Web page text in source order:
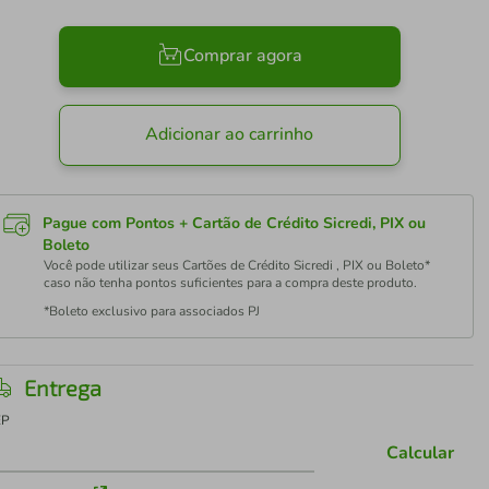
Comprar agora
Adicionar ao carrinho
Pague com Pontos + Cartão de Crédito Sicredi, PIX ou
Boleto
Você pode utilizar seus Cartões de Crédito Sicredi , PIX ou Boleto*
caso não tenha pontos suficientes para a compra deste produto.
*Boleto exclusivo para associados PJ
Entrega
Calcular